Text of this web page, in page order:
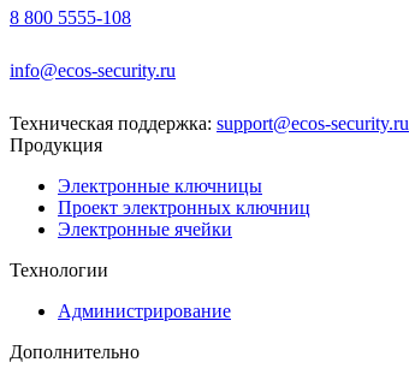
8 800 5555-108
info@ecos-security.ru
Техническая поддержка: support@ecos-security.ru
Продукция
Электронные ключницы
Проект электронных ключниц
Электронные ячейки
Технологии
Администрирование
Дополнительно